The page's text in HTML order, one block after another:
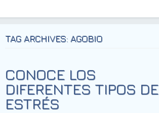
TAG ARCHIVES: AGOBIO
CONOCE LOS
DIFERENTES TIPOS DE
ESTRÉS